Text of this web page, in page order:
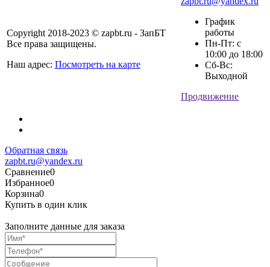
Copyright 2018-2023 © zapbt.ru - ЗапБТ
Все права защищены.
Наш адрес: Посмотреть на карте
График
работы
Пн-Пт: с
10:00 до 18:00
Сб-Вс:
Выходной
Продвижение
Обратная связь
zapbt.ru@yandex.ru
Сравнение0
Избранное0
Корзина0
Купить в один клик
Заполните данные для заказа